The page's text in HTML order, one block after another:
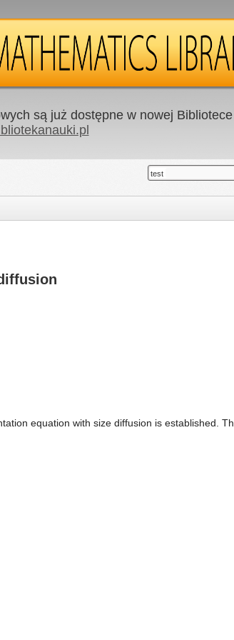
są już dostępne w nowej
test
equation with size diffusion is established.